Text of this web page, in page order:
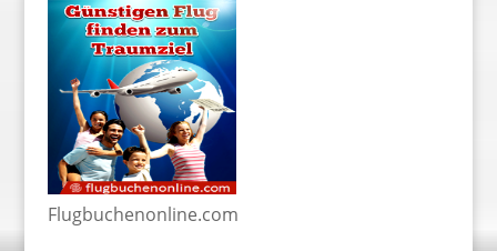
Flugbuchenonline.com